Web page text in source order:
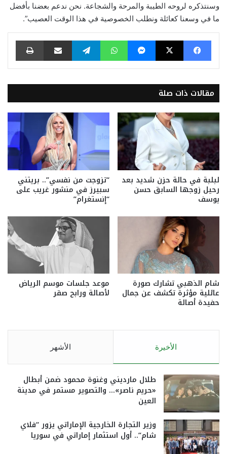
وسنتذكره لروحه الطيبة والمرحة والشجاعة. نحن ندعم بعضنا بأفضل
ما في وسعنا كعائلة ونطلب الخصوصية في هذا الوقت العصيب”.
فيسبوك ‫X ماسنجر واتساب تيلقرام مشاركة عبر البريد طباعة
مقالات ذات صلة
لبلبة في حالة حزن شديد بعد
رحيل زوجها السابق حسن
يوسف
“تزوجت من نفسي”.. بريتني
سبيرز في منشور غريب على
“إنستغرام”
شام الذهبي تشارك صورة
عائلية مؤثرة تكشف عن جمال
حفيدة أصالة
موعد جلسات موسم الرياض
لأصالة ورابح صقر
الأخيرة الأشهر
طلال مارديني وغنوة محمود ضمن أبطال
«حريم ناصر»… والتصوير مستمر في مدينة
العين
وزير التجارة الخارجية الإماراتي يزور “فلاي
شام”.. أول استثمار إماراتي في سوريا